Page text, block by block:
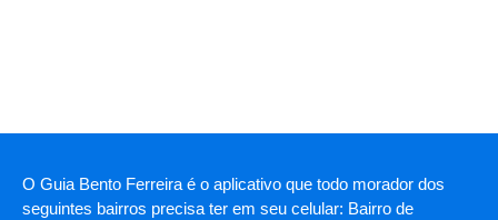
O Guia Bento Ferreira é o aplicativo que todo morador dos
seguintes bairros precisa ter em seu celular: Bairro de